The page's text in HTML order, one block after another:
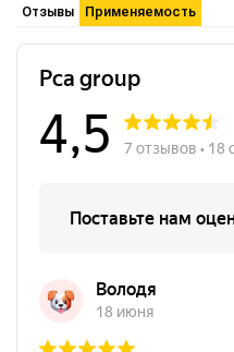
Отзывы Применяемость